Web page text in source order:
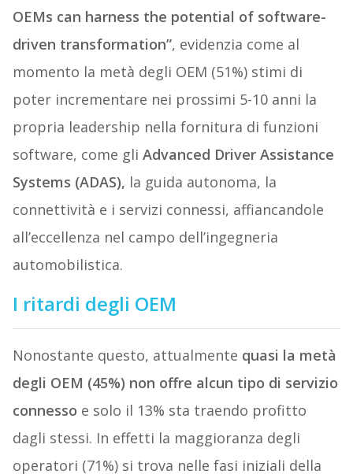
OEMs can harness the potential of software-
driven transformation”, evidenzia come al
momento la metà degli OEM (51%) stimi di
poter incrementare nei prossimi 5-10 anni la
propria leadership nella fornitura di funzioni
software, come gli Advanced Driver Assistance
Systems (ADAS), la guida autonoma, la
connettività e i servizi connessi, affiancandole
all’eccellenza nel campo dell’ingegneria
automobilistica.
I ritardi degli OEM
Nonostante questo, attualmente quasi la metà
degli OEM (45%) non offre alcun tipo di servizio
connesso e solo il 13% sta traendo profitto
dagli stessi. In effetti la maggioranza degli
operatori (71%) si trova nelle fasi iniziali della